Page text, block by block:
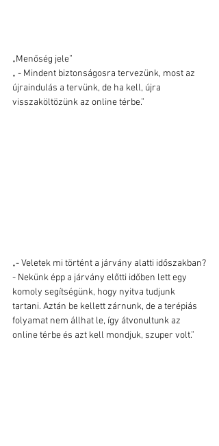
„Menőség jele”
„ - Mindent biztonságosra tervezünk, most az
újraindulás a tervünk, de ha kell, újra
visszaköltözünk az online térbe.”
„- Veletek mi történt a járvány alatti időszakban?
- Nekünk épp a járvány előtti időben lett egy
komoly segítségünk, hogy nyitva tudjunk
tartani. Aztán be kellett zárnunk, de a terépiás
folyamat nem állhat le, így átvonultunk az
online térbe és azt kell mondjuk, szuper volt.”